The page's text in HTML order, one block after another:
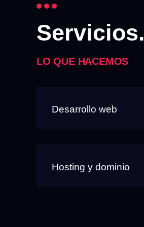
Servicios.
LO QUE HACEMOS
Desarrollo web
Hosting y dominio